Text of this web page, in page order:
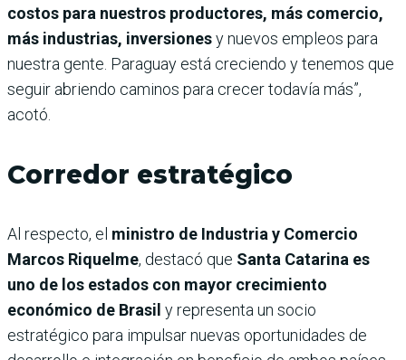
costos para nuestros productores, más comercio,
más industrias, inversionesy nuevos empleos para
nuestra gente. Paraguay está creciendo y tenemos que
seguir abriendo caminos para crecer todavía más”,
acotó.
Corredor estratégico
Al respecto, el ministro de Industria y Comercio
Marcos Riquelme, destacó que Santa Catarina es
uno de los estados con mayor crecimiento
económico de Brasil y representa un socio
estratégico para impulsar nuevas oportunidades de